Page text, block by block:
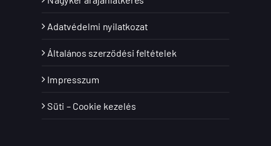
Adatvédelmi nyilatkozat
Általános szerződési feltételek
Impresszum
Süti – Cookie kezelés